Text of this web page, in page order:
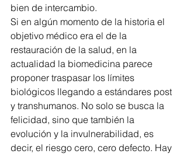
bien de intercambio.
Si en algún momento de la historia el
objetivo médico era el de la
restauración de la salud, en la
actualidad la biomedicina parece
proponer traspasar los límites
biológicos llegando a estándares post
y transhumanos. No solo se busca la
felicidad, sino que también la
evolución y la invulnerabilidad, es
decir, el riesgo cero, cero defecto. Hay